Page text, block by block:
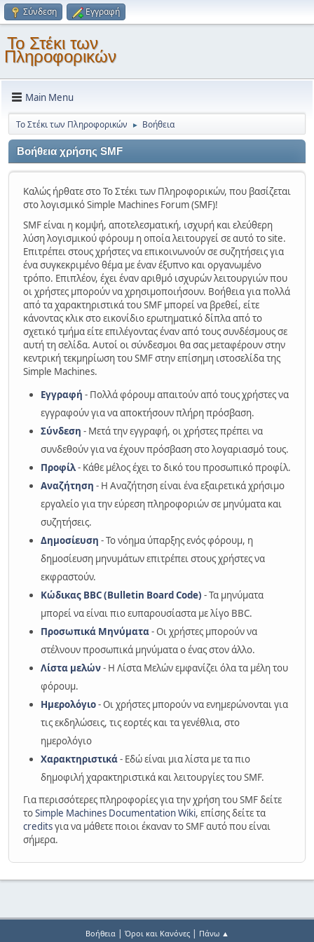
Σύνδεση Εγγραφή
Το Στέκι των
Πληροφορικών
Main Menu
Το Στέκι των Πληροφορικών ► Βοήθεια
Βοήθεια χρήσης SMF
Καλώς ήρθατε στο Το Στέκι των Πληροφορικών, που βασίζεται
στο λογισμικό Simple Machines Forum (SMF)!
SMF είναι η κομψή, αποτελεσματική, ισχυρή και ελεύθερη
λύση λογισμικού φόρουμ η οποία λειτουργεί σε αυτό το site.
Επιτρέπει στους χρήστες να επικοινωνούν σε συζητήσεις για
ένα συγκεκριμένο θέμα με έναν έξυπνο και οργανωμένο
τρόπο. Επιπλέον, έχει έναν αριθμό ισχυρών λειτουργιών που
οι χρήστες μπορούν να χρησιμοποιήσουν. Βοήθεια για πολλά
από τα χαρακτηριστικά του SMF μπορεί να βρεθεί, είτε
κάνοντας κλικ στο εικονίδιο ερωτηματικό δίπλα από το
σχετικό τμήμα είτε επιλέγοντας έναν από τους συνδέσμους σε
αυτή τη σελίδα. Αυτοί οι σύνδεσμοι θα σας μεταφέρουν στην
κεντρική τεκμηρίωση του SMF στην επίσημη ιστοσελίδα της
Simple Machines.
Εγγραφή - Πολλά φόρουμ απαιτούν από τους χρήστες να
εγγραφούν για να αποκτήσουν πλήρη πρόσβαση.
Σύνδεση - Μετά την εγγραφή, οι χρήστες πρέπει να
συνδεθούν για να έχουν πρόσβαση στο λογαριασμό τους.
Προφίλ- Κάθε μέλος έχει το δικό του προσωπικό προφίλ.
Αναζήτηση - Η Αναζήτηση είναι ένα εξαιρετικά χρήσιμο
εργαλείο για την εύρεση πληροφοριών σε μηνύματα και
συζητήσεις.
Δημοσίευση - Το νόημα ύπαρξης ενός φόρουμ, η
δημοσίευση μηνυμάτων επιτρέπει στους χρήστες να
εκφραστούν.
Κώδικας BBC (Bulletin Board Code) - Τα μηνύματα
μπορεί να είναι πιο ευπαρουσίαστα με λίγο BBC.
Προσωπικά Μηνύματα- Οι χρήστες μπορούν να
στέλνουν προσωπικά μηνύματα ο ένας στον άλλο.
Λίστα μελών- Η Λίστα Μελών εμφανίζει όλα τα μέλη του
φόρουμ.
Ημερολόγιο- Οι χρήστες μπορούν να ενημερώνονται για
τις εκδηλώσεις, τις εορτές και τα γενέθλια, στο
ημερολόγιο
Χαρακτηριστικά- Εδώ είναι μια λίστα με τα πιο
δημοφιλή χαρακτηριστικά και λειτουργίες του SMF.
Για περισσότερες πληροφορίες για την χρήση του SMF δείτε
τοSimple Machines Documentation Wiki, επίσης δείτε τα
creditsγια να μάθετε ποιοι έκαναν το SMF αυτό που είναι
σήμερα.
Βοήθεια| Όροι και Κανόνες| Πάνω ▲